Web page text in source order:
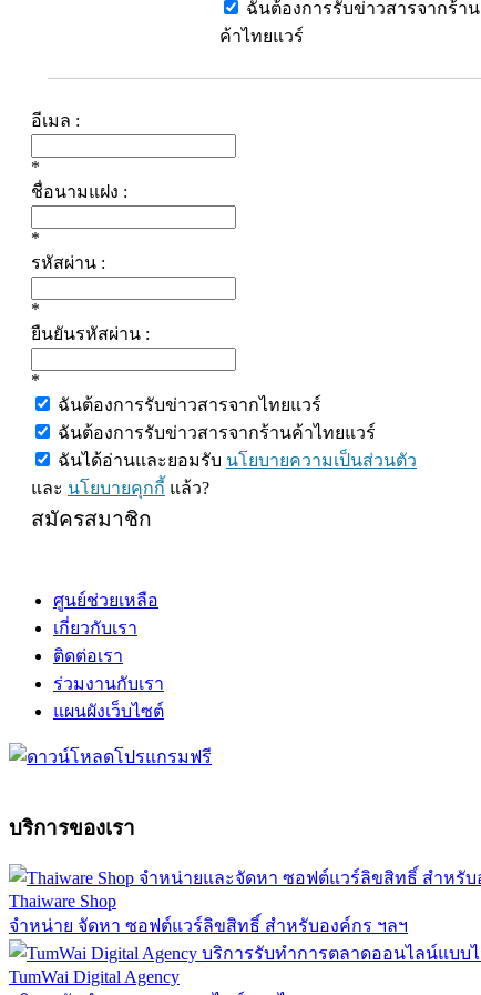
ฉันต้องการรับข่าวสารจากร้าน
ค้าไทยแวร์
อีเมล :
*
ชื่อนามแฝง :
*
รหัสผ่าน :
*
ยืนยันรหัสผ่าน :
*
ฉันต้องการรับข่าวสารจากไทยแวร์
ฉันต้องการรับข่าวสารจากร้านค้าไทยแวร์
ฉันได้อ่านและยอมรับ นโยบายความเป็นส่วนตัว
และ นโยบายคุกกี้ แล้ว?
สมัครสมาชิก
ศูนย์ช่วยเหลือ
เกี่ยวกับเรา
ติดต่อเรา
ร่วมงานกับเรา
แผนผังเว็บไซต์
บริการของเรา
Thaiware Shop
จำหน่าย จัดหา ซอฟต์แวร์ลิขสิทธิ์ สำหรับองค์กร ฯลฯ
TumWai Digital Agency